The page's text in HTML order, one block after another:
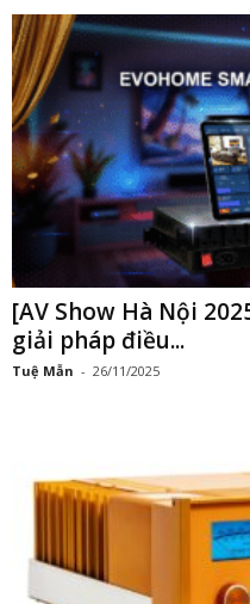
[AV Show Hà Nội
giải pháp điều...
Tuệ Mẫn - 26/11/2025